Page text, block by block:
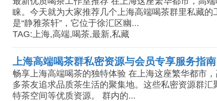
睐。今天就为大家推荐几个上海高端喝茶群里私藏的
是“静雅茶轩”，它位于徐汇区幽...
TAG:上海,高端,喝茶,最新,私藏
上海高端喝茶群私密资源与会员专享服务指南
畅享上海高端喝茶的独特体验 在上海这座繁华都市
多茶友追求品质茶生活的聚集地。这些私密资源群汇
特茶空间等优质资源。 群内的...